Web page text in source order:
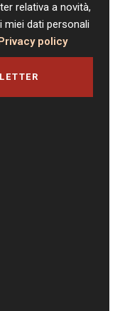
relativa a novità,
miei dati personali
policy